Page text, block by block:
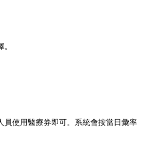
使用醫療券即可。系統會按當日彙率